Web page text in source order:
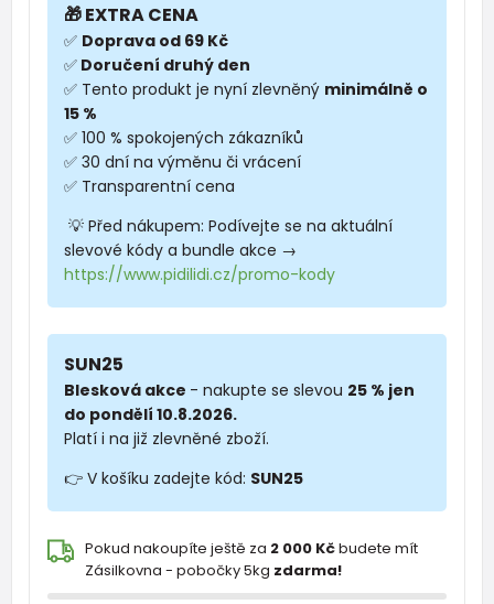
🎁 EXTRA CENA
✅ Doprava od 69 Kč
✅ Doručení druhý den
✅ Tento produkt je nyní zlevněný minimálně o
15 %
✅ 100 % spokojených zákazníků
✅ 30 dní na výměnu či vrácení
✅ Transparentní cena
💡 Před nákupem: Podívejte se na aktuální
slevové kódy a bundle akce →
https://www.pidilidi.cz/promo-kody
SUN25
Blesková akce - nakupte se slevou 25 % jen
do pondělí 10.8.2026.
Platí i na již zlevněné zboží.
👉 V košíku zadejte kód: SUN25
Pokud nakoupíte ještě za 2 000 Kčbudete mít
Zásilkovna - pobočky 5kg zdarma!